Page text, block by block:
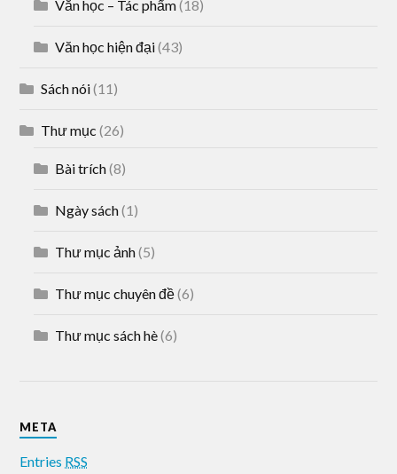
Văn học – Tác phẩm(18)
Văn học hiện đại(43)
Sách nói(11)
Thư mục (26)
Bài trích(8)
Ngày sách(1)
Thư mục ảnh(5)
Thư mục chuyên đề(6)
Thư mục sách hè(6)
META
Entries RSS